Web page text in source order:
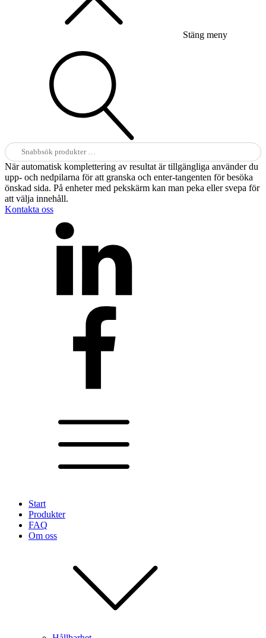
Stäng meny
Sök
efter:
När automatisk komplettering av resultat är tillgängliga använder du
upp- och nedpilarna för att granska och enter-tangenten för besöka
önskad sida. På enheter med pekskärm kan man peka eller svepa för
att välja innehåll.
Kontakta oss
Start
Produkter
FAQ
Om oss